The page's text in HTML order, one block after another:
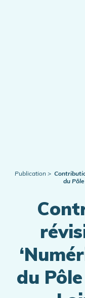
Publication
du
du